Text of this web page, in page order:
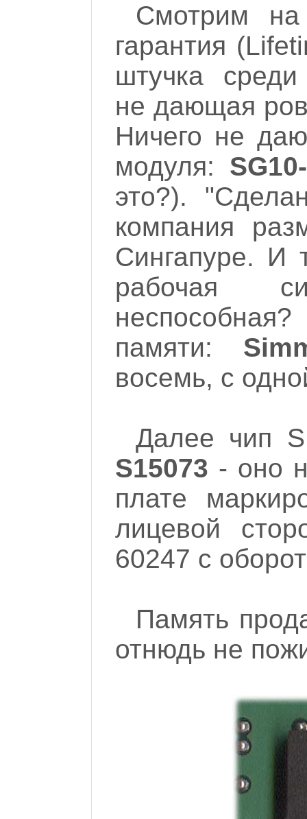
Смотрим
гарантия
штучка среди
не дающая
Ничего не
модуля:
это?).
компания
Сингапуре. И
рабочая
памяти:
восемь, с
Далее чип
S15073 - оно
плате
лицевой
60247 с
Память
отнюдь не